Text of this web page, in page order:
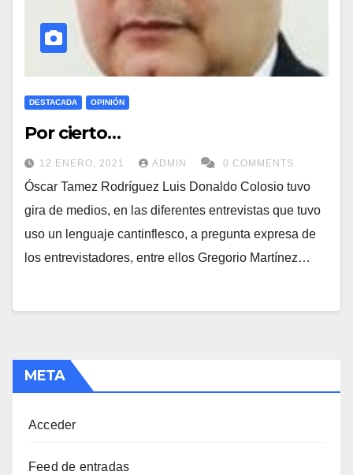
DESTACADA OPINIÓN
Por cierto…
12 ENERO, 2021 ADMIN 0 COMMENTS
Óscar Tamez Rodríguez Luis Donaldo Colosio tuvo
gira de medios, en las diferentes entrevistas que tuvo
uso un lenguaje cantinflesco, a pregunta expresa de
los entrevistadores, entre ellos Gregorio Martínez…
META
Acceder
Feed de entradas